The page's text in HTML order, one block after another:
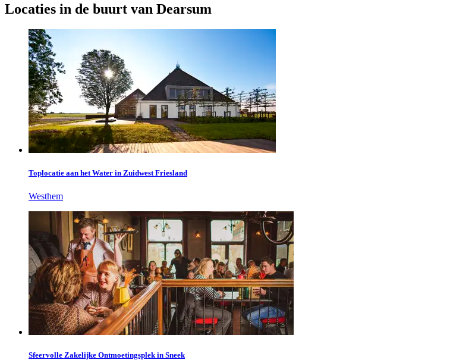
Locaties in de buurt van Dearsum
Toplocatie aan het Water in Zuidwest Friesland
Westhem
Sfeervolle Zakelijke Ontmoetingsplek in Sneek